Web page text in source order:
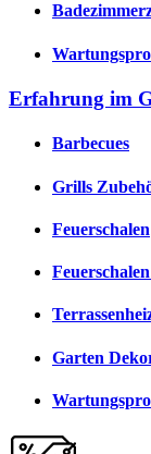
Erfahrung im
Barbecues
Grills
Feuerschalen
Garten